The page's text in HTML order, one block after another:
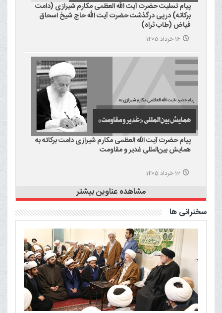
پیام تسلیت حضرت آیت الله العظمی مکارم شیرازی (دامت
برکاته) درپی درگذشت حضرت آیت الله حاج شیخ اسحاق
فیاض (طاب ثراه)
16 خرداد 1405
پیام حضرت آیت الله العظمی مکارم شیرازی دامت برکاته به
همایش بین‌المللی غدیر و مقاومت
12 خرداد 1405
مشاهده عناوین بیشتر
سخنرانی ها